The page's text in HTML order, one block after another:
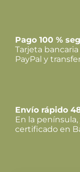
Pago 100 %
Tarjeta
PayPal y
Envío rápido
En la
certificado en